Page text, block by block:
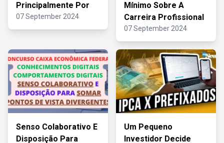
Principalmente Por
07 September 2024
Mínimo Sobre A
Carreira Profissional
07 September 2024
Senso Colaborativo E
Disposição Para
Um Pequeno
Investidor Decide